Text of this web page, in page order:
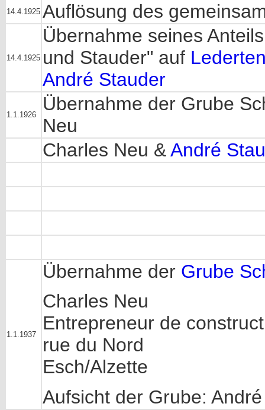
14.4.1925 Auflösung des
14.4.1925
Übernahme seines
und Stauder" auf
André Stauder
1.1.1926
Übernahme der Grube
Neu
Charles Neu &André
1.1.1937
Übernahme der Grube
Charles Neu
Entrepreneur de
rue du Nord
Esch/Alzette
Aufsicht der Grube: